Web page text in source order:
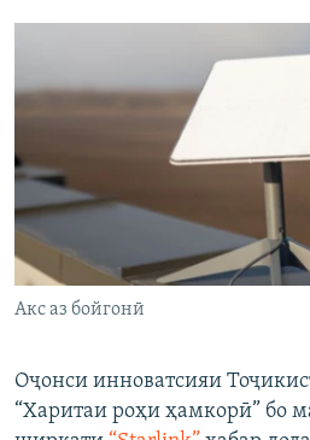
Акс аз бойгонӣ
Оҷонси инноватсияи
“Харитаи роҳи ҳамкорӣ” бо